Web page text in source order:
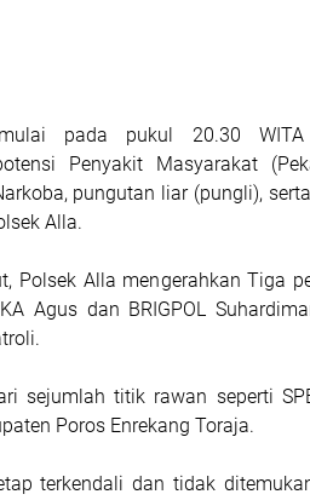
pada pukul 20.30
Penyakit Masyarakat
pungutan liar (pungli),
Alla.
Polsek Alla mengerahkan Tiga
Agus dan BRIGPOL
sejumlah titik rawan seperti
Poros Enrekang Toraja.
terkendali dan tidak